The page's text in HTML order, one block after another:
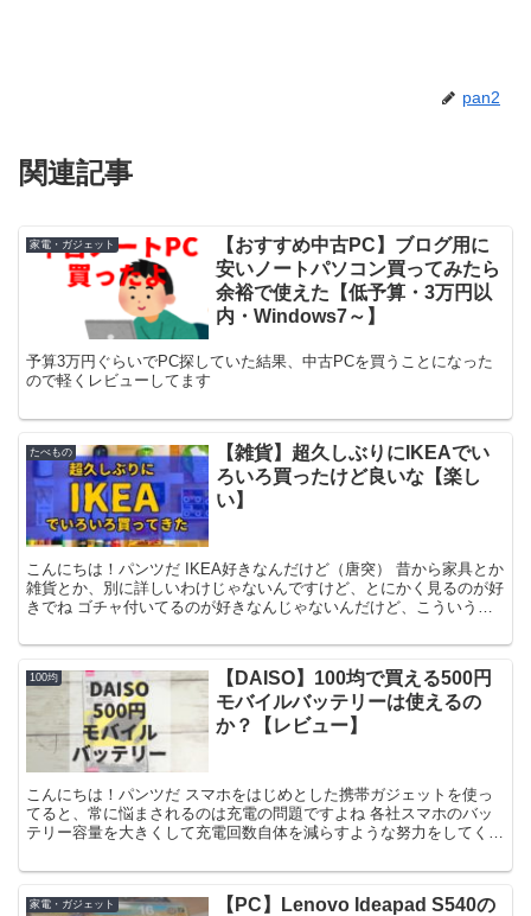
pan2
関連記事
家電・ガジェット
【おすすめ中古PC】ブログ用に
安いノートパソコン買ってみたら
余裕で使えた【低予算・3万円以
内・Windows7～】
予算3万円ぐらいでPC探していた結果、中古PCを買うことになった
ので軽くレビューしてます
たべもの
【雑貨】超久しぶりにIKEAでい
ろいろ買ったけど良いな【楽し
い】
こんにちは！パンツだ IKEA好きなんだけど（唐突） 昔から家具とか
雑貨とか、別に詳しいわけじゃないんですけど、とにかく見るのが好
きでね ゴチャ付いてるのが好きなんじゃないんだけど、こういうた
100均
【DAISO】100均で買える500円
モバイルバッテリーは使えるの
か？【レビュー】
こんにちは！パンツだ スマホをはじめとした携帯ガジェットを使っ
てると、常に悩まされるのは充電の問題ですよね 各社スマホのバッ
テリー容量を大きくして充電回数自体を減らすような努力をしてくれ
家電・ガジェット
【PC】Lenovo Ideapad S540の